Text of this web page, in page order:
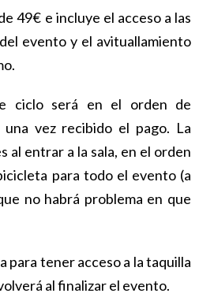
49€ e incluye el acceso a las
evento y el avituallamiento
ciclo será en el orden de
una vez recibido el pago. La
al entrar a la sala, en el orden
para todo el evento (a
no habrá problema en que
para tener acceso a la taquilla
al finalizar el evento.